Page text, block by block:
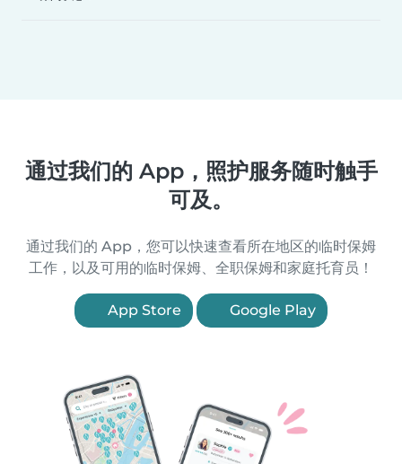
通过我们的 App，照护服务随时触手
可及。
通过我们的 App，您可以快速查看所在地区的临时保姆
工作，以及可用的临时保姆、全职保姆和家庭托育员！
App Store Google Play